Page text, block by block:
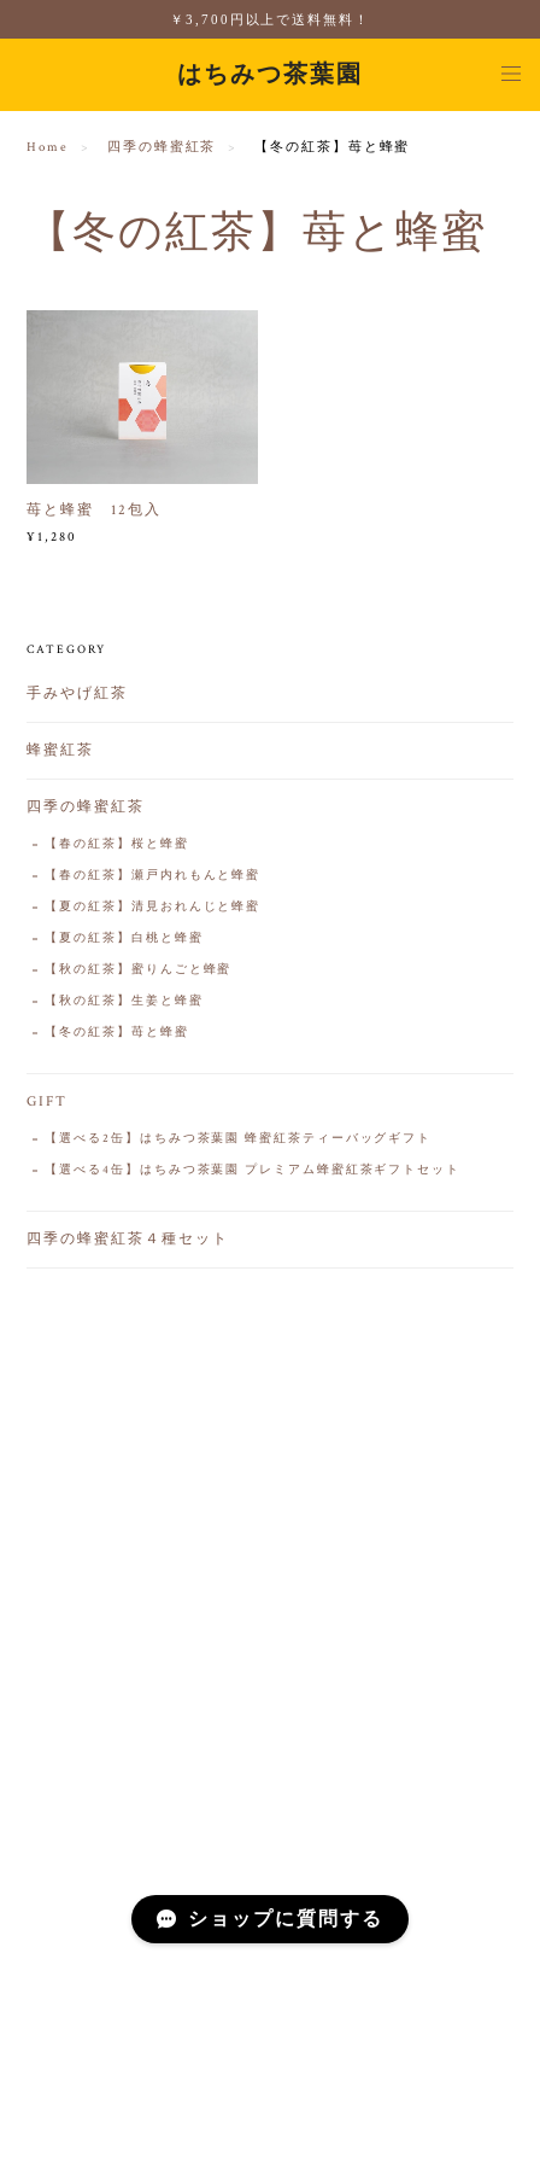
￥3,700円以上で送料無料！
はちみつ茶葉園
Home 四季の蜂蜜紅茶 【冬の紅茶】苺と蜂蜜
【冬の紅茶】苺と蜂蜜
苺と蜂蜜 12包入
¥1,280
CATEGORY
手みやげ紅茶
蜂蜜紅茶
四季の蜂蜜紅茶
【春の紅茶】桜と蜂蜜
【春の紅茶】瀬戸内れもんと蜂蜜
【夏の紅茶】清見おれんじと蜂蜜
【夏の紅茶】白桃と蜂蜜
【秋の紅茶】蜜りんごと蜂蜜
【秋の紅茶】生姜と蜂蜜
【冬の紅茶】苺と蜂蜜
GIFT
【選べる2缶】はちみつ茶葉園 蜂蜜紅茶ティーバッグギフト
【選べる4缶】はちみつ茶葉園 プレミアム蜂蜜紅茶ギフトセット
四季の蜂蜜紅茶４種セット
ショップに質問する